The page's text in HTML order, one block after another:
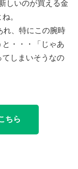
しいのが買える金
。
れ、特にこの腕時
・・・「じゃあ
しまいそうなの
ちら